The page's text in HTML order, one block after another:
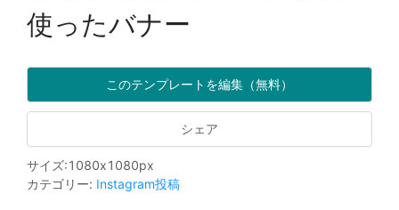
使ったバナー
このテンプレートを編集（無料）
シェア
サイズ:1080x1080px
カテゴリー: Instagram投稿